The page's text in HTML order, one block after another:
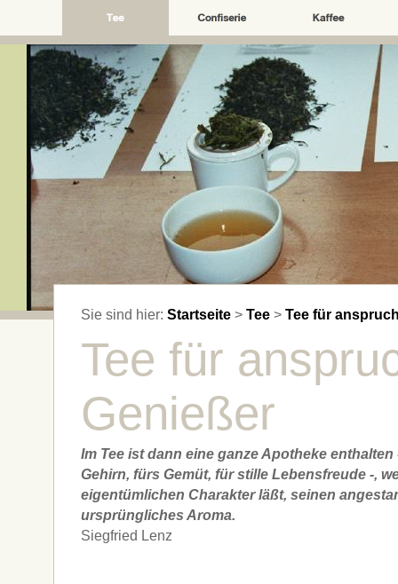
Sie sind hier: Startseite > Tee > Tee für
Tee für
Genießer
Im Tee ist dann eine ganze Apotheke
Gehirn, fürs Gemüt, für stille Lebensfreude -,
eigentümlichen Charakter läßt, seinen
ursprüngliches Aroma.
Siegfried Lenz